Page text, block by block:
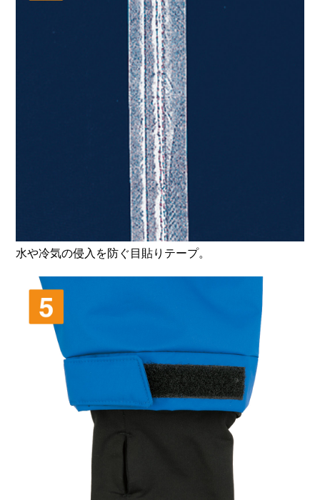
水や冷気の侵入を防ぐ目貼りテープ。